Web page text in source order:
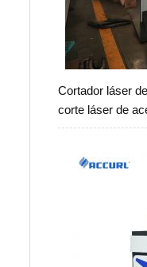
Cortador láser
corte láser de